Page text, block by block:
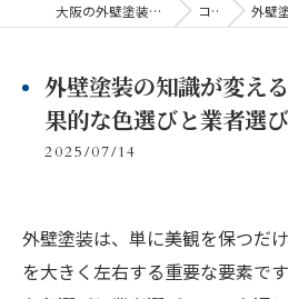
大阪の外壁塗装なら株式会社彩技建 コラム 外壁塗装の
外壁塗装の知識が変え
果的な色選びと業者選
2025/07/14
外壁塗装は、単に美観を保つだ
を大きく左右する重要な要素で